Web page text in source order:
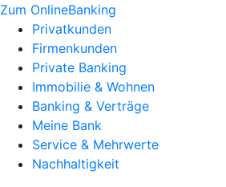
Zum OnlineBanking
Privatkunden
Firmenkunden
Private Banking
Immobilie & Wohnen
Banking & Verträge
Meine Bank
Service & Mehrwerte
Nachhaltigkeit